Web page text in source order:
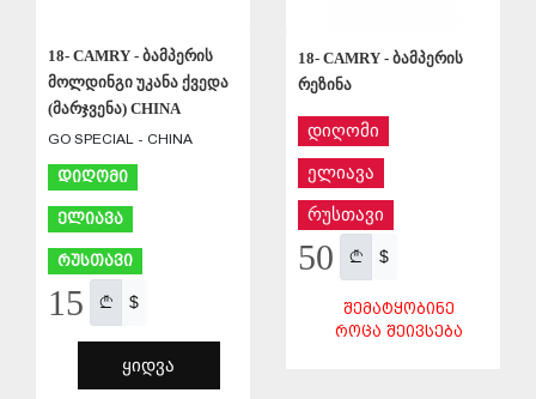
18- CAMRY - ბამპერის
მოლდინგი უკანა ქვედა
(მარჯვენა) CHINA
GO SPECIAL - CHINA
დიღომი
ელიავა
რუსთავი
15 $
ᲧᲘᲓᲕᲐ
18- CAMRY - ბამპერის
რეზინა
დიღომი
ელიავა
რუსთავი
50 $
ᲨᲔᲛᲐᲢᲧᲝᲑᲘᲜᲔ
ᲠᲝᲪᲐ ᲨᲔᲘᲕᲡᲔᲑᲐ